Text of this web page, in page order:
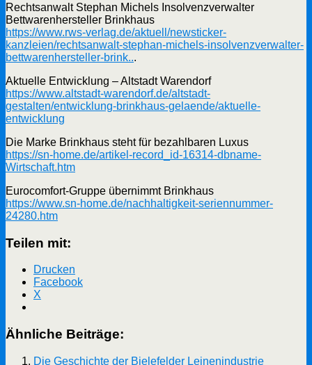
Rechtsanwalt Stephan Michels Insolvenzverwalter
Bettwarenhersteller Brinkhaus
https://www.rws-verlag.de/aktuell/newsticker-
kanzleien/rechtsanwalt-stephan-michels-insolvenzverwalter-
bettwarenhersteller-brink...​
Aktuelle Entwicklung – Altstadt Warendorf
https://www.altstadt-warendorf.de/altstadt-
gestalten/entwicklung-brinkhaus-gelaende/aktuelle-
entwicklung
Die Marke Brinkhaus steht für bezahlbaren Luxus
https://sn-home.de/artikel-record_id-16314-dbname-
Wirtschaft.htm
Eurocomfort-Gruppe übernimmt Brinkhaus
https://www.sn-home.de/nachhaltigkeit-seriennummer-
24280.htm
Teilen mit:
Drucken
Facebook
X
Ähnliche Beiträge:
Die Geschichte der Bielefelder Leinenindustrie